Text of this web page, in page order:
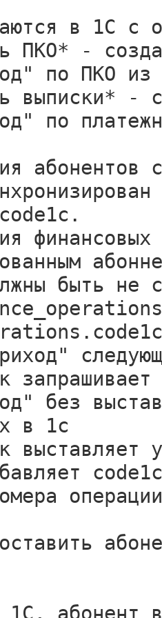
в 1С с
ПКО* -
по ПКО из
выписки* -
по
быть не
без
в 1с
выставляет
операции
1С, абонент